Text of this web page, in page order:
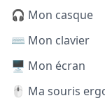
🎧 Mon casque
⌨️ Mon clavier
🖥️ Mon écran
🖱️ Ma souris